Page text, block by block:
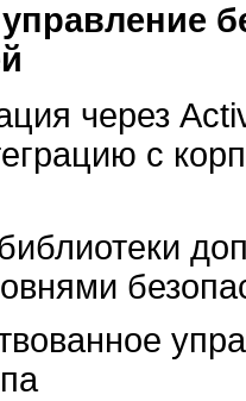
через
с